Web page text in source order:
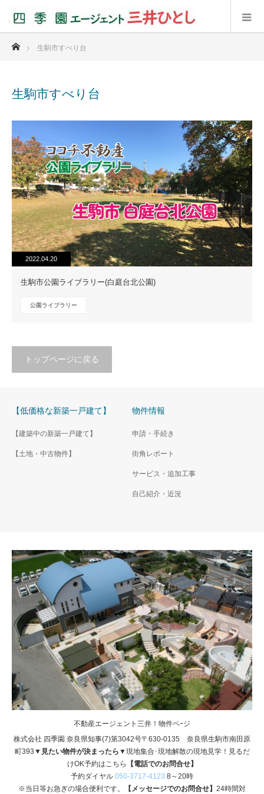
ホーム
生駒市すべり台
生駒市すべり台
2022.04.20
生駒市公園ライブラリー(白庭台北公園)
公園ライブラリー
トップページに戻る
【低価格な新築一戸建て】
【建築中の新築一戸建て】
【土地・中古物件】
物件情報
申請・手続き
街角レポート
サービス・追加工事
自己紹介・近況
不動産エージェント三井！物件ペｰジ
株式会社 四季園 奈良県知事(7)第3042号〒630-0135 奈良県生駒市南田原
町393 ▼見たい物件が決まったら▼現地集合･現地解散の現地見学！見るだ
けOK予約はこちら
【電話でのお問合せ】
予約ダイヤル 050-3717-4123 8～20時
※当日等お急ぎの場合便利です。
【メッセージでのお問合せ】 24時間対